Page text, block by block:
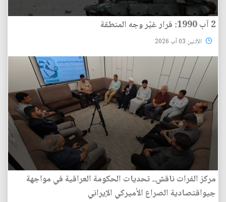
2 آب 1990: قرار غيّر وجه المنطقة
الأثنين 03 آب 2026
مركز الفرات ناقش.. تحديات الحكومة العراقية في مواجهة
جيواقتصادية الصراع الأميركي الإيراني